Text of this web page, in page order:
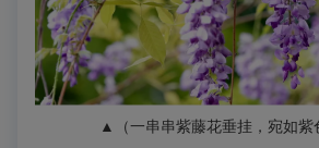
▲（一串串紫藤花垂挂，宛如紫